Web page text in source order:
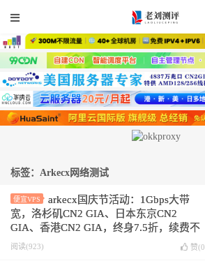
标签：Arkecx网络测试
便宜VPS
arkecx国庆节活动：1Gbps大带
宽，洛杉矶CN2 GIA、日本东京CN2
GIA、香港CN2 GIA，终身7.5折，续费不
涨价
阅读(923) 赞(0